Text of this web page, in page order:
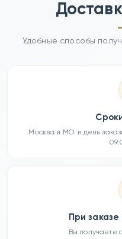
Удобные способы
Москва и МО: в день
При
Вы получаете